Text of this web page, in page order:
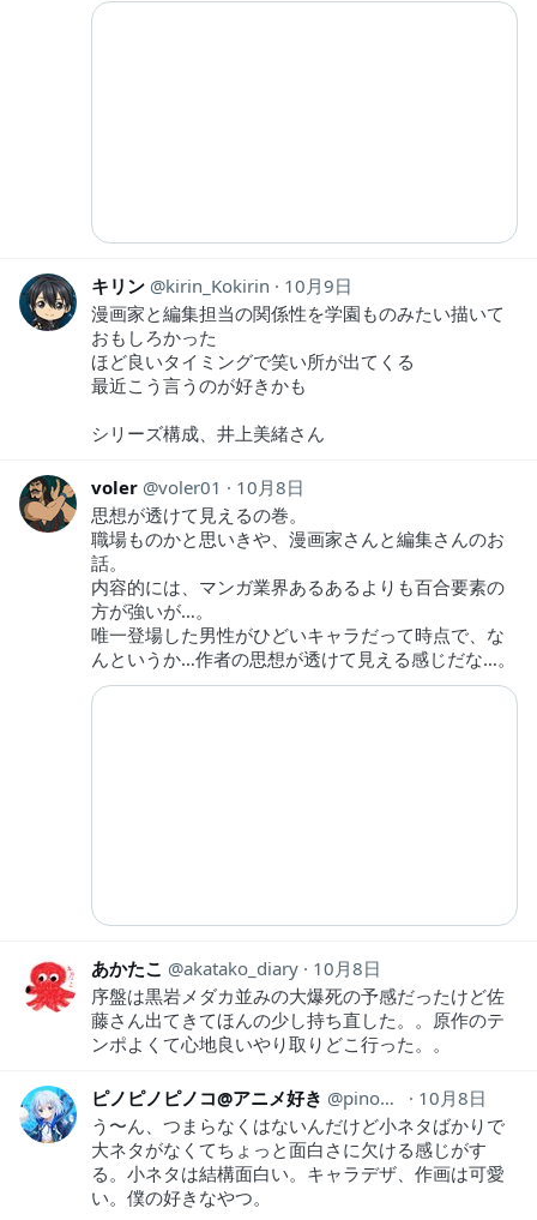
キリン kirin_Kokirin
10月9日
漫画家と編集担当の関係性を学園ものみたい描いて
おもしろかった
ほど良いタイミングで笑い所が出てくる
最近こう言うのが好きかも
シリーズ構成、井上美緒さん
voler voler01
10月8日
思想が透けて見えるの巻。
職場ものかと思いきや、漫画家さんと編集さんのお
話。
内容的には、マンガ業界あるあるよりも百合要素の
方が強いが…。
唯一登場した男性がひどいキャラだって時点で、な
んというか…作者の思想が透けて見える感じだな…。
あかたこ akatako_diary
10月8日
序盤は黒岩メダカ並みの大爆死の予感だったけど佐
藤さん出てきてほんの少し持ち直した。。原作のテ
ンポよくて心地良いやり取りどこ行った。。
ピノピノピノコ@アニメ好き pinopinopino369
10月8日
う〜ん、つまらなくはないんだけど小ネタばかりで
大ネタがなくてちょっと面白さに欠ける感じがす
る。小ネタは結構面白い。キャラデザ、作画は可愛
い。僕の好きなやつ。